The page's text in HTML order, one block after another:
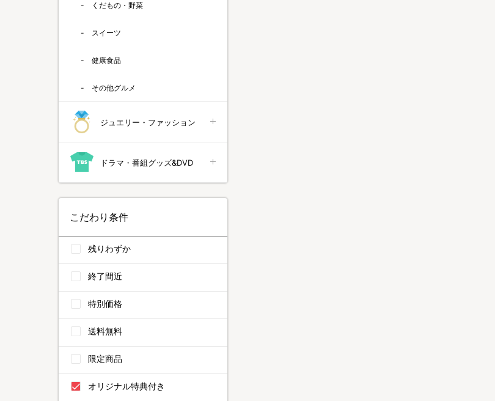
くだもの・野菜
スイーツ
健康食品
その他グルメ
ジュエリー・ファッション
ドラマ・番組グッズ&DVD
こだわり条件
残りわずか
終了間近
特別価格
送料無料
限定商品
オリジナル特典付き